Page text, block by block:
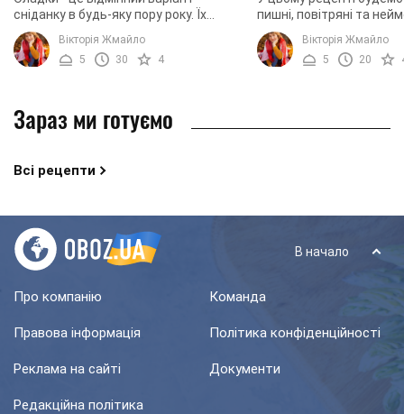
сніданку в будь-яку пору року. Їх
можна подавати як зі свіжими
фруктами та ягодами, так і зі
сметаною або вершковим ...
Вікторія Жмайло
5
30 4
пишні, повітряні та
оладки на кефірі.
відмінним початком
ідеальний ...
Вікторія Жмайло
5
20
Зараз ми готуємо
Всі рецепти
В начало
Про компанію Команда
Правова інформація Політика конфіденційності
Реклама на сайті Документи
Редакційна політика